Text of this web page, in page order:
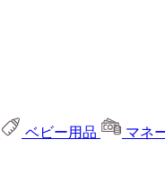
ベビー用品
マネ